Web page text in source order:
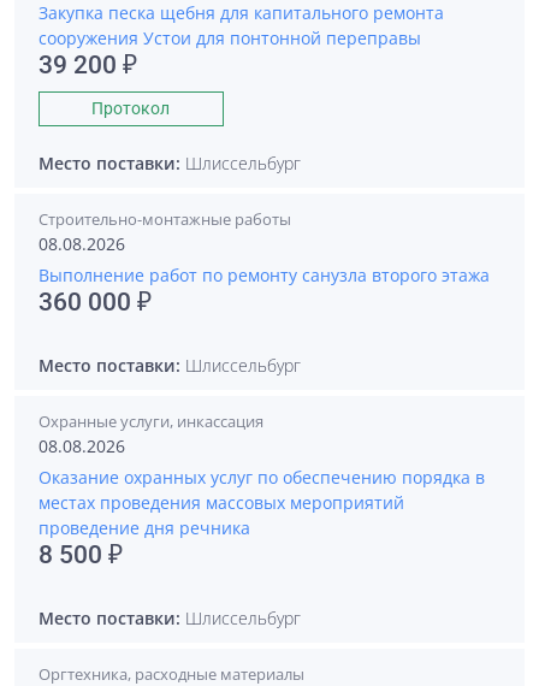
Закупка песка щебня для капитального ремонта
сооружения Устои для понтонной переправы
39 200 ₽
Протокол
Место поставки: Шлиссельбург
Строительно-монтажные работы
08.08.2026
Выполнение работ по ремонту санузла второго этажа
360 000 ₽
Место поставки: Шлиссельбург
Охранные услуги, инкассация
08.08.2026
Оказание охранных услуг по обеспечению порядка в
местах проведения массовых мероприятий
проведение дня речника
8 500 ₽
Место поставки: Шлиссельбург
Оргтехника, расходные материалы